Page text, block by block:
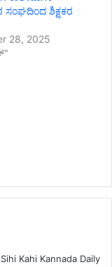
ಸಂಘದಿಂದ ಶಿಕ್ಷಕರ
28, 2025
Kahi Kannada Daily